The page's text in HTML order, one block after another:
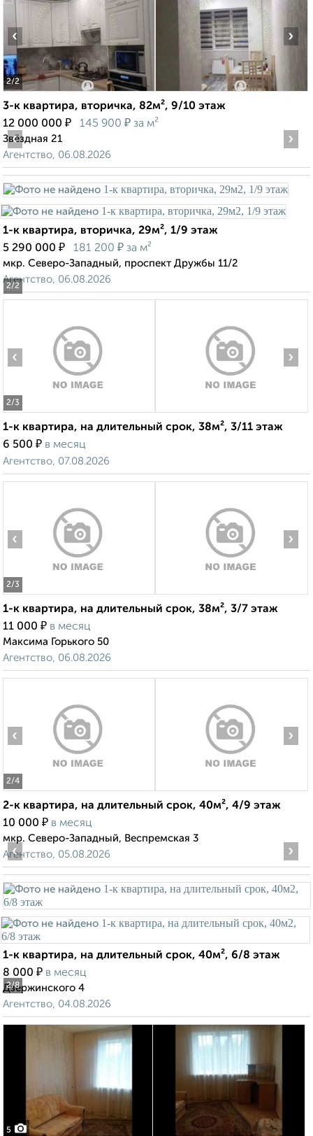
2/2
‹ ›
3-к квартира, вторичка, 82м², 9/10 этаж
12 000 000 ₽ 145 900 ₽ за м²
Звёздная 21
Агентство, 06.08.2026
2/2
‹ ›
1-к квартира, вторичка, 29м², 1/9 этаж
5 290 000 ₽ 181 200 ₽ за м²
мкр. Северо-Западный, проспект Дружбы 11/2
Агентство, 06.08.2026
2/3
‹ ›
1-к квартира, на длительный срок, 38м², 3/11 этаж
6 500 ₽ в месяц
Агентство, 07.08.2026
2/3
‹ ›
1-к квартира, на длительный срок, 38м², 3/7 этаж
11 000 ₽ в месяц
Максима Горького 50
Агентство, 06.08.2026
2/4
‹ ›
2-к квартира, на длительный срок, 40м², 4/9 этаж
10 000 ₽ в месяц
мкр. Северо-Западный, Веспремская 3
Агентство, 05.08.2026
2/8
‹ ›
1-к квартира, на длительный срок, 40м², 6/8 этаж
8 000 ₽ в месяц
Дзержинского 4
Агентство, 04.08.2026
5